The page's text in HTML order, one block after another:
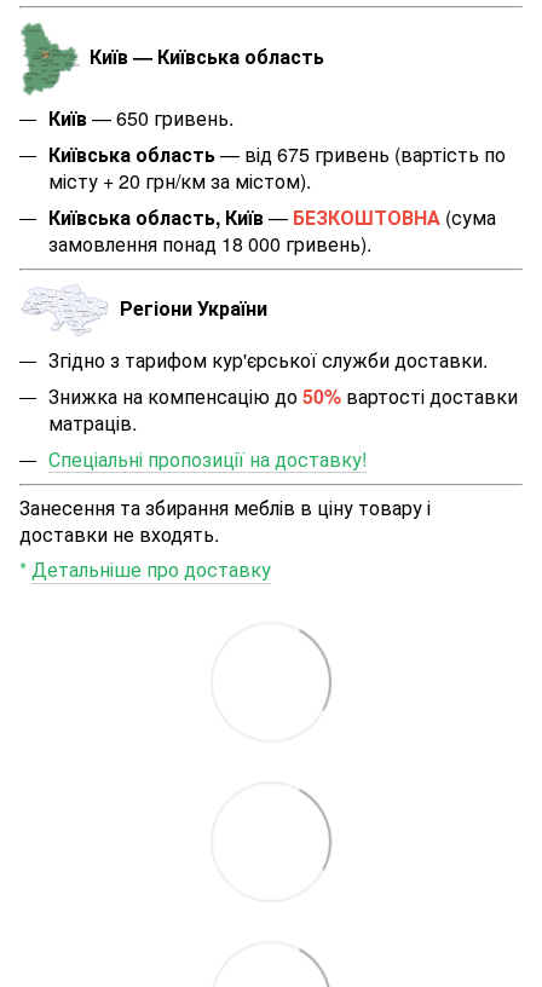
Київ — Київська область
Київ— 650 гривень.
Київська область— від 675 гривень (вартість по
місту + 20 грн/км за містом).
Київська область, Київ— БЕЗКОШТОВНА (сума
замовлення понад 18 000 гривень).
Регіони України
Згідно з тарифом кур'єрської служби доставки.
Знижка на компенсацію до50% вартості доставки
матраців.
Спеціальні пропозиції на доставку!
Занесення та збирання меблів в ціну товару і
доставки не входять.
*Детальніше про доставку